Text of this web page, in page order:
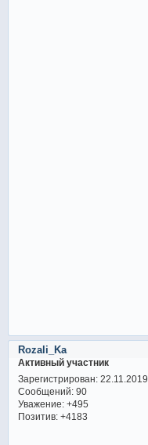
Rozali_Ka
Активный участник
Зарегистрирован: 22.11.2019
Сообщений:90
Уважение: +495
Позитив: +4183